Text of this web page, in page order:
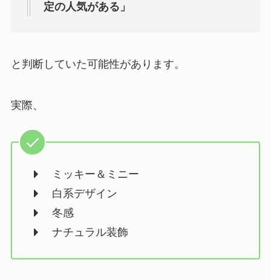
定の人気がある」
と判断していた可能性があります。
実際、
ミッキー＆ミニー
白系デザイン
冬感
ナチュラル装飾